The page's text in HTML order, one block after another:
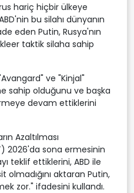
hariç hiçbir ülkeye
bu silahı dünyanın
eden Putin, Rusya'nın
taktik silaha sahip
ve "Kinjal"
sahip olduğunu ve başka
devam ettiklerini
Azaltılması
2026'da sona ermesinin
teklif ettiklerini, ABD ile
aktaran Putin,
zor." ifadesini kullandı.